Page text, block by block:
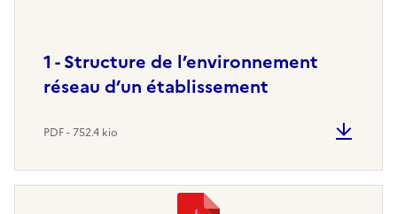
1 - Structure de l’environnement
réseau d’un établissement
PDF - 752.4 kio